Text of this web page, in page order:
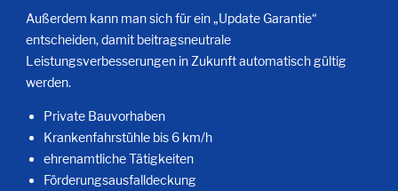
Außerdem kann man sich für ein „Update Garantie“
entscheiden, damit beitragsneutrale
Leistungsverbesserungen in Zukunft automatisch gültig
werden.
Private Bauvorhaben
Krankenfahrstühle bis 6 km/h
ehrenamtliche Tätigkeiten
Förderungsausfalldeckung